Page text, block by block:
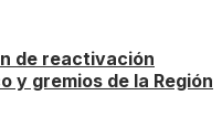
de reactivación
gremios de la Región